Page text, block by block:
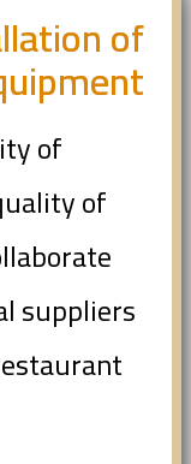
of
of
of
suppliers